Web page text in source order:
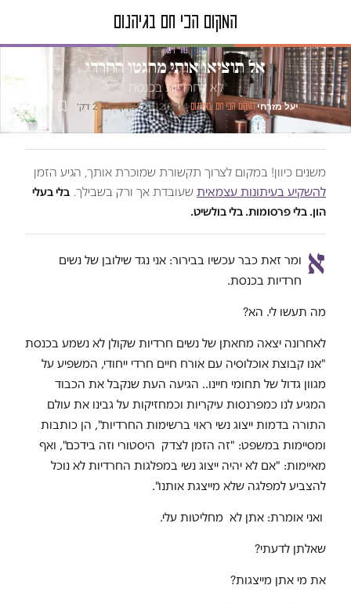
טור דעה
אל תוציאו אותי מהגטו החרדי
לא לחרדיות בכנסת
יעל מזרחי·המקום הכי חם בגיהנום·
09.12.2014
·זמן קריאה 2 דק׳
משנים כיוון! במקום לצרוך תקשורת שמוכרת אותך, הגיע הזמן
להשקיע בעיתונות עצמאית שעובדת אך ורק בשבילך. בלי בעלי
הון. בלי פרסומות. בלי בולשיט.
א ומר זאת כבר עכשיו בבירור: אני נגד שילובן של נשים
חרדיות בכנסת.
מה תעשו לי. הא?
לאחרונה יצאה מחאתן של נשים חרדיות שקולן לא נשמע בכנסת
"אנו קבוצת אוכלוסיה עם אורח חיים חרדי ייחודי, המשפיע על
מגוון גדול של תחומי חיינו.. הגיעה העת שנקבל את הכבוד
המגיע לנו כמפרנסות עיקריות וכמחזיקות על גבינו את עולם
התורה בדמות ייצוג נשי ראוי ברשימות החרדיות", הן כותבות
ומסיימות במשפט: "זה הזמן לצדק היסטורי וזה בידכם", ואף
מאיימות: "אם לא יהיה ייצוג נשי במפלגות החרדיות לא נוכל
להצביע למפלגה שלא מייצגת אותנו".
ואני אומרת: אתן לא מחליטות עלי.
שאלתן לדעתי?
את מי אתן מייצגות?